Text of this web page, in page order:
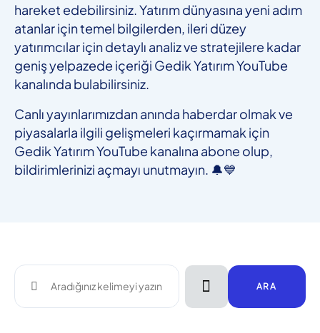
hareket edebilirsiniz. Yatırım dünyasına yeni adım
atanlar için temel bilgilerden, ileri düzey
yatırımcılar için detaylı analiz ve stratejilere kadar
geniş yelpazede içeriği Gedik Yatırım YouTube
kanalında bulabilirsiniz.
Canlı yayınlarımızdan anında haberdar olmak ve
piyasalarla ilgili gelişmeleri kaçırmamak için
Gedik Yatırım YouTube kanalına abone olup,
bildirimlerinizi açmayı unutmayın. 🔔💙
ARA